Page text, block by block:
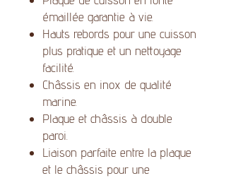
émaillée garantie à vie.
Hauts rebords pour une cuisson
plus pratique et un nettoyage
facilité.
Châssis en inox de qualité
marine.
Plaque et châssis à double
paroi.
Liaison parfaite entre la plaque
et le châssis pour une